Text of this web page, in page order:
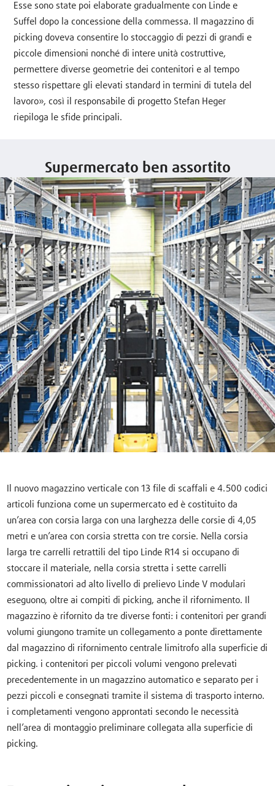
Esse sono state poi elaborate gradualmente con Linde e
Suffel dopo la concessione della commessa. Il magazzino di
picking doveva consentire lo stoccaggio di pezzi di grandi e
piccole dimensioni nonché di intere unità costruttive,
permettere diverse geometrie dei contenitori e al tempo
stesso rispettare gli elevati standard in termini di tutela del
lavoro», così il responsabile di progetto Stefan Heger
riepiloga le sfide principali.
Supermercato ben assortito
Il nuovo magazzino verticale con 13 file di scaffali e 4.500 codici
articoli funziona come un supermercato ed è costituito da
un’area con corsia larga con una larghezza delle corsie di 4,05
metri e un’area con corsia stretta con tre corsie. Nella corsia
larga tre carrelli retrattili del tipo Linde R14 si occupano di
stoccare il materiale, nella corsia stretta i sette carrelli
commissionatori ad alto livello di prelievo Linde V modulari
eseguono, oltre ai compiti di picking, anche il rifornimento. Il
magazzino è rifornito da tre diverse fonti: i contenitori per grandi
volumi giungono tramite un collegamento a ponte direttamente
dal magazzino di rifornimento centrale limitrofo alla superficie di
picking. i contenitori per piccoli volumi vengono prelevati
precedentemente in un magazzino automatico e separato per i
pezzi piccoli e consegnati tramite il sistema di trasporto interno.
i completamenti vengono approntati secondo le necessità
nell’area di montaggio preliminare collegata alla superficie di
picking.